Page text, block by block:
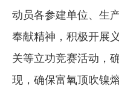
动员各参建单位、生
奉献精神，积极开展
关等立功竞赛活动，
现，确保富氧顶吹镍